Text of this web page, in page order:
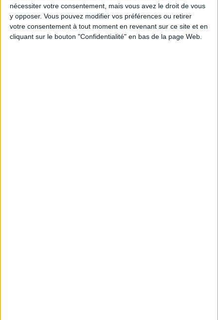
nécessiter votre consentement, mais vous avez le droit de vous
y opposer. Vous pouvez modifier vos préférences ou retirer
votre consentement à tout moment en revenant sur ce site et en
cliquant sur le bouton "Confidentialité" en bas de la page Web.
Peut-on remplacer la viande par des féculents ?
Consultation diététique du 05/08/2026